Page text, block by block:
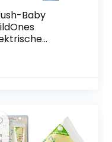
Baby
leeftijden 0-
(Elephant)